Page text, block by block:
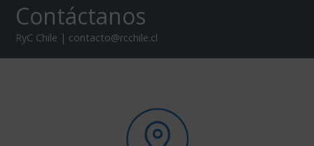
Contáctanos
RyC Chile | contacto@rcchile.cl